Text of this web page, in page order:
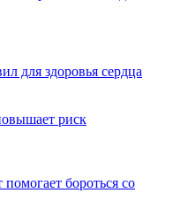
для здоровья сердца
риск
бороться со